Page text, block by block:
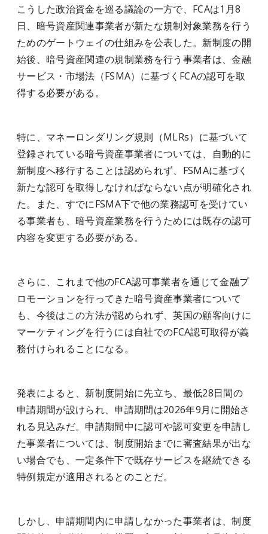
こうした政治資金を巡る議論の一方で、FCAは1月8
日、暗号資産関連事業者が新たな規制対象業務を行う
ためのゲートウェイの仕組みを公表した。新制度の開
始後、暗号資産関連の規制業務を行う事業者は、金融
サービス・市場法（FSMA）に基づくFCAの認可を取
得する必要がある。
特に、マネーロンダリング規則（MLRs）に基づいて
登録されている暗号資産事業者については、自動的に
新制度へ移行することは認められず、FSMAに基づく
新たな認可を取得しなければならない点が明確化され
た。また、すでにFSMA下で他の業務認可を受けてい
る事業者も、暗号資産業務を行うためには既存の認可
内容を変更する必要がある。
さらに、これまで他のFCA認可事業者を通じて金融プ
ロモーションを行ってきた暗号資産事業者について
も、今後はこの方法が認められず、英国の顧客向けに
マーケティングを行うには自社でのFCA認可取得が義
務付けられることになる。
発表によると、新制度開始に先立ち、最低28日間の
申請期間が設けられ、申請期間は2026年9月に開始さ
れる見込みだ。申請期間中に認可や認可変更を申請し
た事業者については、制度開始までに審査結果が出な
い場合でも、一定条件下で既存サービスを継続できる
特例規定が適用されるとのことだ。
しかし、申請期間内に申請しなかった事業者は、制度